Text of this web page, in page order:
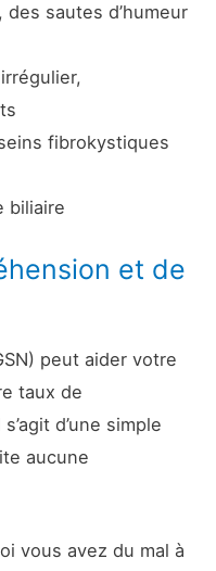
sautes d’humeur
fibrokystiques
biliaire
et de
peut aider votre
taux de
d’une simple
aucune
vous avez du mal à